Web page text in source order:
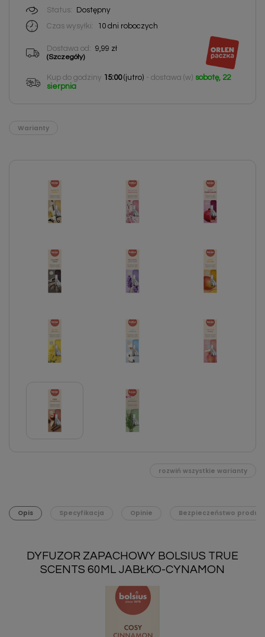
Status:
Dostępny
Czas wysyłki:
10 dni roboczych
Dostawa od: 9,99 zł
(Szczegóły)
Kup do godziny 15:00(jutro) - dostawa (w) sobotę, 22
sierpnia
Warianty
rozwiń wszystkie warianty
Opis Specyfikacja Opinie Bezpieczeństwo
DYFUZOR ZAPACHOWY BOLSIUS TRUE
SCENTS 60ML JABŁKO-CYNAMON